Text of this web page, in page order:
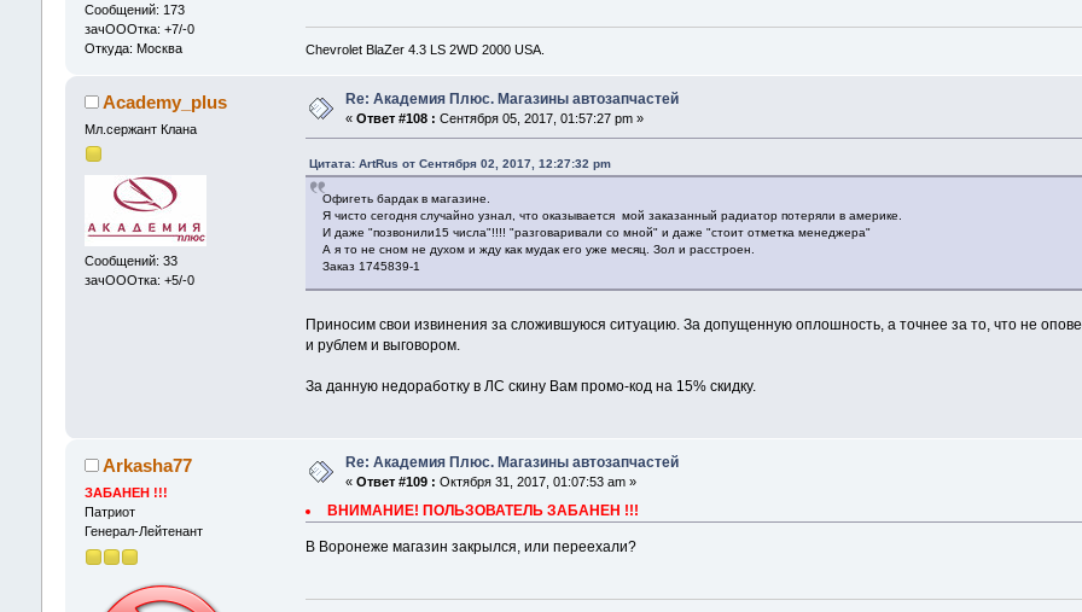
Сообщений: 173
зачОООтка: +7/-0
Откуда: Москва
Chevrolet BlaZer 4.3 LS 2WD 2000 USA.
Academy_plus
Мл.сержант Клана
Сообщений: 33
зачОООтка: +5/-0
Re: Академия Плюс. Магазины автозапчастей
« Ответ #108 : Сентября 05, 2017, 01:57:27 pm »
Цитата: ArtRus от Сентября 02, 2017, 12:27:32 pm
Офигеть бардак в магазине.
Я чисто сегодня случайно узнал, что оказывается мой заказанный радиатор потеряли в америке.
И даже "позвонили15 числа"!!!! "разговаривали со мной" и даже "стоит отметка менеджера"
А я то не сном не духом и жду как мудак его уже месяц. Зол и расстроен.
Заказ 1745839-1
Приносим свои извинения за сложившуюся ситуацию. За допущенную оплошность, а точнее за то, что не
и рублем и выговором.
За данную недоработку в ЛС скину Вам промо-код на 15% скидку.
Arkasha77
ЗАБАНЕН !!!
Патриот
Генерал-Лейтенант
Re: Академия Плюс. Магазины автозапчастей
« Ответ #109 : Октября 31, 2017, 01:07:53 am »
ВНИМАНИЕ! ПОЛЬЗОВАТЕЛЬ ЗАБАНЕН !!!
В Воронеже магазин закрылся, или переехали?